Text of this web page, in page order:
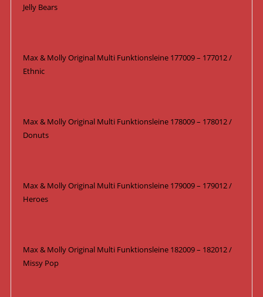
Jelly Bears
Max & Molly Original Multi Funktionsleine 177009 – 177012 /
Ethnic
Max & Molly Original Multi Funktionsleine 178009 – 178012 /
Donuts
Max & Molly Original Multi Funktionsleine 179009 – 179012 /
Heroes
Max & Molly Original Multi Funktionsleine 182009 – 182012 /
Missy Pop